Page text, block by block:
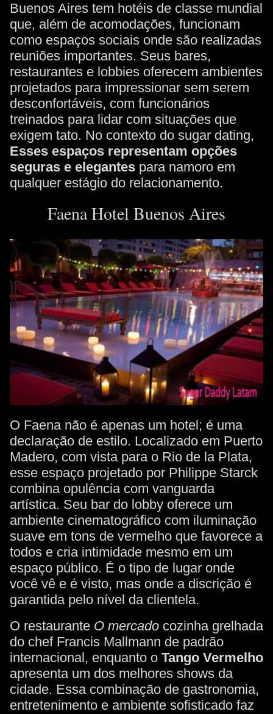
Buenos Aires tem hotéis de classe mundial
que, além de acomodações, funcionam
como espaços sociais onde são realizadas
reuniões importantes. Seus bares,
restaurantes e lobbies oferecem ambientes
projetados para impressionar sem serem
desconfortáveis, com funcionários
treinados para lidar com situações que
exigem tato. No contexto do sugar dating,
Esses espaços representam opções
seguras e elegantes para namoro em
qualquer estágio do relacionamento.
Faena Hotel Buenos Aires
O Faena não é apenas um hotel; é uma
declaração de estilo. Localizado em Puerto
Madero, com vista para o Rio de la Plata,
esse espaço projetado por Philippe Starck
combina opulência com vanguarda
artística. Seu bar do lobby oferece um
ambiente cinematográfico com iluminação
suave em tons de vermelho que favorece a
todos e cria intimidade mesmo em um
espaço público. É o tipo de lugar onde
você vê e é visto, mas onde a discrição é
garantida pelo nível da clientela.
O restaurante O mercado cozinha grelhada
do chef Francis Mallmann de padrão
internacional, enquanto o Tango Vermelho
apresenta um dos melhores shows da
cidade. Essa combinação de gastronomia,
entretenimento e ambiente sofisticado faz